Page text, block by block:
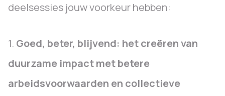
deelsessies jouw voorkeur hebben:
1. Goed, beter, blijvend: het creëren van
duurzame impact met betere
arbeidsvoorwaarden en collectieve